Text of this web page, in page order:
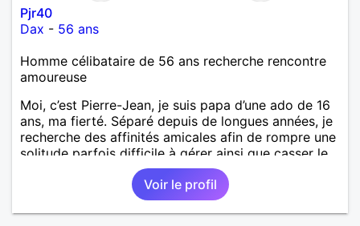
Pjr40
Dax - 56 ans
Homme célibataire de 56 ans recherche rencontre
amoureuse
Moi, c’est Pierre-Jean, je suis papa d’une ado de 16
ans, ma fierté. Séparé depuis de longues années, je
recherche des affinités amicales afin de rompre une
solitude parfois difficile à gérer ainsi que casser le
vague à l’âme. L’amitié reste extrêmement
importante à mes yeux mais peut se décliner en des
sentiments plus puissants. « Le temps fera son
œuvre » disait Arthur Schopenhauer, philosophe
Voir le profil